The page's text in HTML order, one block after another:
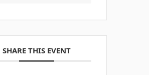
SHARE THIS EVENT